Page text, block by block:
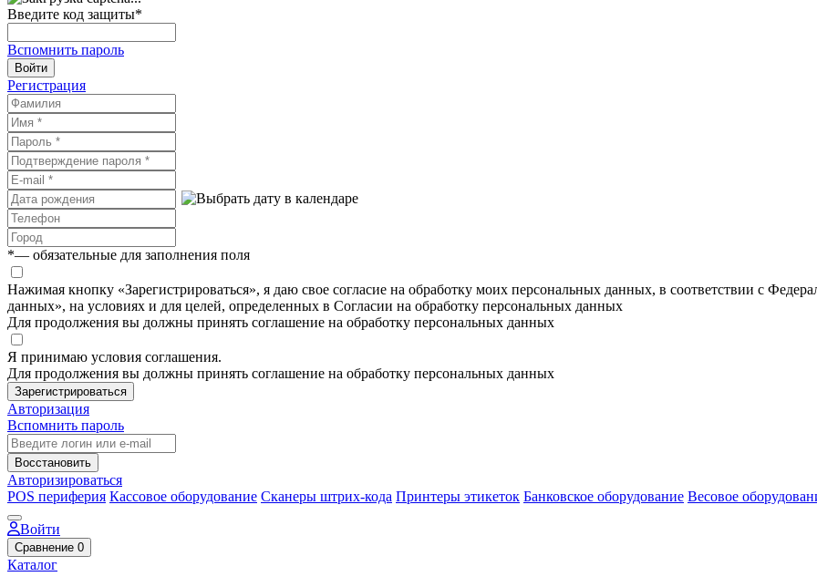
Введите код защиты*
Вспомнить пароль
Войти
Регистрация
*— обязательные для заполнения поля
Нажимая кнопку «Зарегистрироваться», я даю свое согласие на обработку моих персональных данных, в соответствии с
данных», на условиях и для целей, определенных в Согласии на обработку персональных данных
Для продолжения вы должны принять соглашение на обработку персональных данных
Я принимаю условия соглашения.
Для продолжения вы должны принять соглашение на обработку персональных данных
Зарегистрироваться
Авторизация
Вспомнить пароль
Восстановить
Авторизироваться
POS периферия Кассовое оборудование Сканеры штрих-кода Принтеры этикеток Банковское оборудование Весовое
Войти
Сравнение 0
Каталог